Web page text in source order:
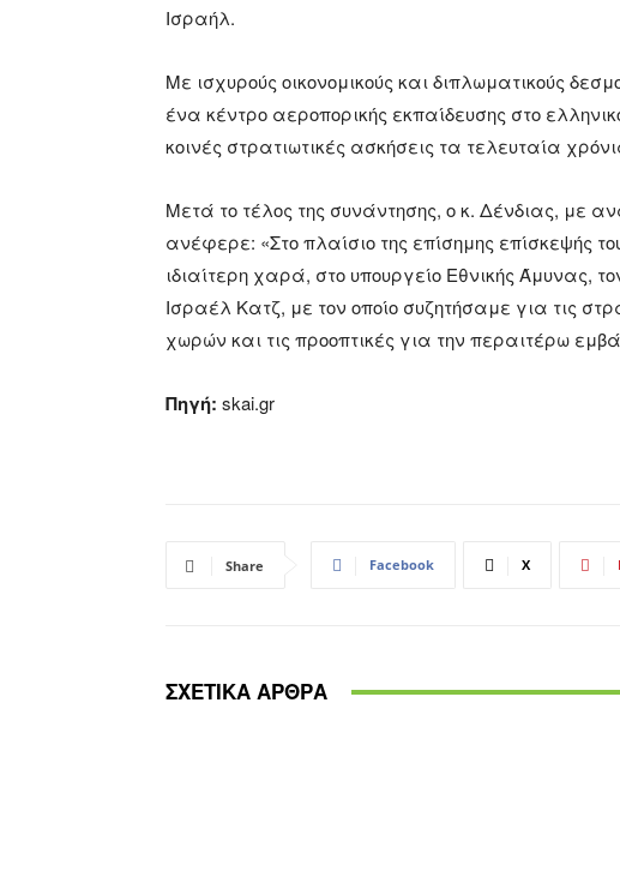
Ισραήλ.
Με ισχυρούς οικονομικούς και διπλωματικούς
ένα κέντρο αεροπορικής εκπαίδευσης στο
κοινές στρατιωτικές ασκήσεις τα τελευταία
Μετά το τέλος της συνάντησης, ο κ. Δένδιας, με
ανέφερε: «Στο πλαίσιο της επίσημης επίσκεψής
ιδιαίτερη χαρά, στο υπουργείο Εθνικής Άμυνας,
Ισραέλ Κατζ, με τον οποίο συζητήσαμε για τις
χωρών και τις προοπτικές για την περαιτέρω
Πηγή: skai.gr
Share Facebook X
ΣΧΕΤΙΚΑ ΑΡΘΡΑ